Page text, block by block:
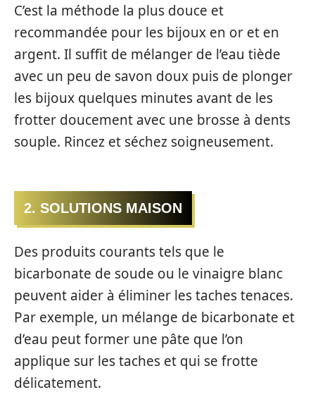
C’est la méthode la plus douce et
recommandée pour les bijoux en or et en
argent. Il suffit de mélanger de l’eau tiède
avec un peu de savon doux puis de plonger
les bijoux quelques minutes avant de les
frotter doucement avec une brosse à dents
souple. Rincez et séchez soigneusement.
2. SOLUTIONS MAISON
Des produits courants tels que le
bicarbonate de soude ou le vinaigre blanc
peuvent aider à éliminer les taches tenaces.
Par exemple, un mélange de bicarbonate et
d’eau peut former une pâte que l’on
applique sur les taches et qui se frotte
délicatement.